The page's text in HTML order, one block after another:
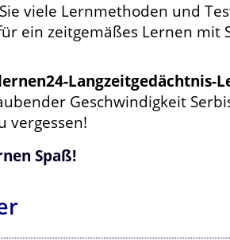
viele Lernmethoden und
ein zeitgemäßes Lernen mit
Langzeitgedächtnis-
Geschwindigkeit
vergessen!
Spaß!